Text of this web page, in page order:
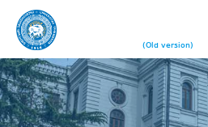
(Old version)